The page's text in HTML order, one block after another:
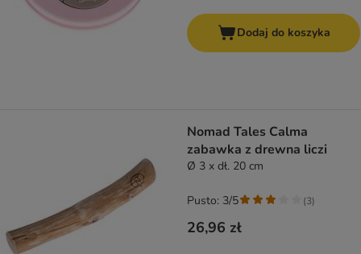
Dodaj do koszyka
Nomad Tales Calma
zabawka z drewna liczi
Ø 3 x dł. 20 cm
26,96 zł
Pusto: 3/5 (3)